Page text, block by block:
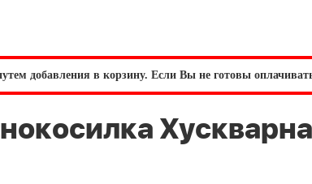
добавления в корзину. Если Вы не готовы